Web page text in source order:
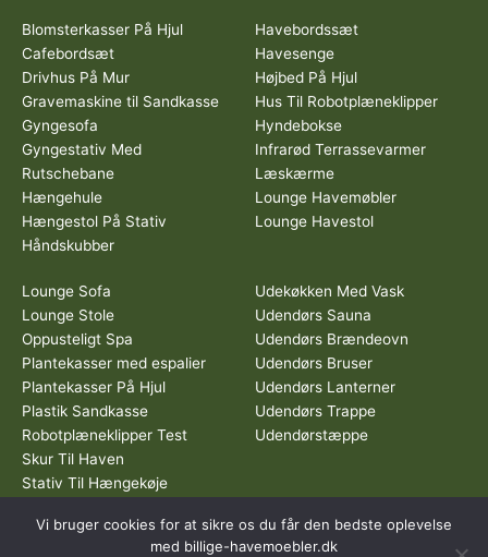
Blomsterkasser På Hjul
Cafebordsæt
Drivhus På Mur
Gravemaskine til Sandkasse
Gyngesofa
Gyngestativ Med
Rutschebane
Hængehule
Hængestol På Stativ
Håndskubber
Havebordssæt
Havesenge
Højbed På Hjul
Hus Til Robotplæneklipper
Hyndebokse
Infrarød Terrassevarmer
Læskærme
Lounge Havemøbler
Lounge Havestol
Lounge Sofa
Lounge Stole
Oppusteligt Spa
Plantekasser med espalier
Plantekasser På Hjul
Plastik Sandkasse
Robotplæneklipper Test
Skur Til Haven
Stativ Til Hængekøje
Udekøkken Med Vask
Udendørs Sauna
Udendørs Brændeovn
Udendørs Bruser
Udendørs Lanterner
Udendørs Trappe
Udendørstæppe
Dette medie ejes og drives af Tropic Traffic LLC-FZ | The Meydan
Vi bruger cookies for at sikre os du får den bedste oplevelse
med billige-havemoebler.dk